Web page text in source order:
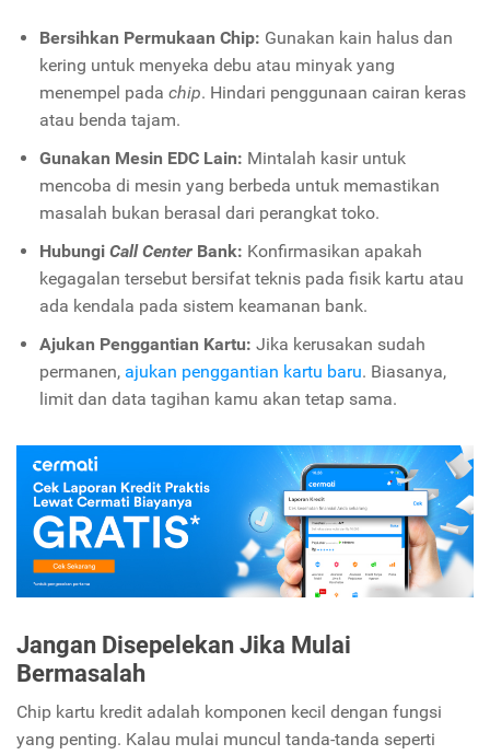
Bersihkan Permukaan Chip: Gunakan kain halus dan
kering untuk menyeka debu atau minyak yang
menempel pada chip. Hindari penggunaan cairan keras
atau benda tajam.
Gunakan Mesin EDC Lain: Mintalah kasir untuk
mencoba di mesin yang berbeda untuk memastikan
masalah bukan berasal dari perangkat toko.
Hubungi Call Center Bank: Konfirmasikan apakah
kegagalan tersebut bersifat teknis pada fisik kartu atau
ada kendala pada sistem keamanan bank.
Ajukan Penggantian Kartu: Jika kerusakan sudah
permanen, ajukan penggantian kartu baru. Biasanya,
limit dan data tagihan kamu akan tetap sama.
Jangan Disepelekan Jika Mulai
Bermasalah
Chip kartu kredit adalah komponen kecil dengan fungsi
yang penting. Kalau mulai muncul tanda-tanda seperti